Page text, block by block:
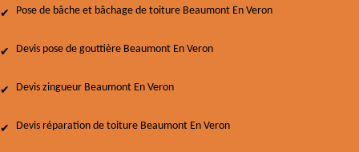
Pose de bâche et bâchage de toiture Beaumont En Veron
Devis pose de gouttière Beaumont En Veron
Devis zingueur Beaumont En Veron
Devis réparation de toiture Beaumont En Veron